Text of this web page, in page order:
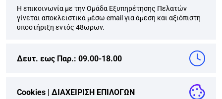
Η επικοινωνία με την Ομάδα Εξυπηρέτησης Πελατών
γίνεται αποκλειστικά μέσω email για άμεση και αξιόπιστη
υποστήριξη εντός 48ωρων.
Δευτ. εως Παρ.: 09.00-18.00
Cookies | ΔΙΑΧΕΙΡΙΣΗ ΕΠΙΛΟΓΩΝ